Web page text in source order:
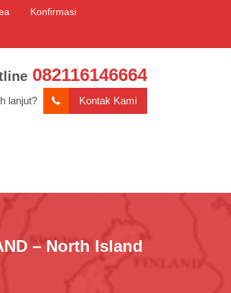
Konfirmasi
082116146664
lanjut? Kontak Kami
– North Island